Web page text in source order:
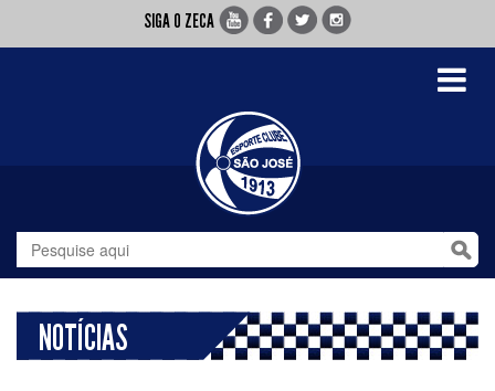
SIGA O ZECA
Toggle
NOTÍCIAS